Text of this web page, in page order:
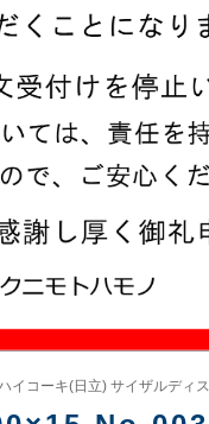
イコーキ(日立) サイザルディ